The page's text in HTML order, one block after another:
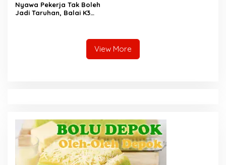
Nyawa Pekerja Tak Boleh
Jadi Taruhan, Balai K3
View More